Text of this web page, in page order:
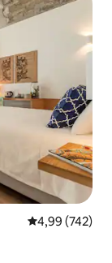
Gemiddelde
4,99 (742)